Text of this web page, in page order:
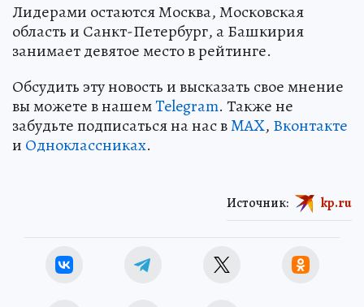
Лидерами остаются Москва, Московская
область и Санкт-Петербург, а Башкирия
занимает девятое место в рейтинге.
Обсудить эту новость и высказать свое мнение
вы можете в нашемTelegram. Также не
забудьте подписаться на нас вMAX, Вконтакте
и Одноклассниках.
Источник: kp.ru